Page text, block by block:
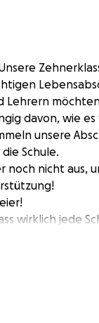
Lehrern
davon, wie es
unsere
Schule.
noch nicht aus,
wirklich jede
finanzielle
Sie diesen